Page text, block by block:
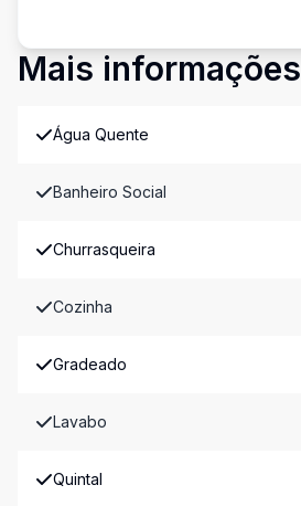
Mais informações
Água Quente
Banheiro Social
Churrasqueira
Cozinha
Gradeado
Lavabo
Quintal